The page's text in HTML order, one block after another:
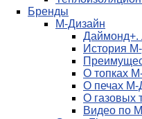
Бренды
М-Дизайн
Даймонд+.
История
О топках
О печах М-
О газовых
Видео по